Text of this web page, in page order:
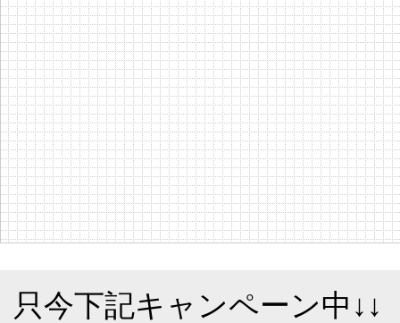
只今下記キャンペーン中↓↓